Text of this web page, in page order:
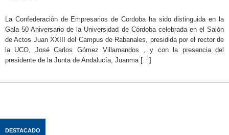
La Confederación de Empresarios de Cordoba ha sido distinguida en la
Gala 50 Aniversario de la Universidad de Córdoba celebrada en el Salón
de Actos Juan XXIII del Campus de Rabanales, presidida por el rector de
la UCO, José Carlos Gómez Villamandos , y con la presencia del
presidente de la Junta de Andalucía, Juanma […]
DESTACADO